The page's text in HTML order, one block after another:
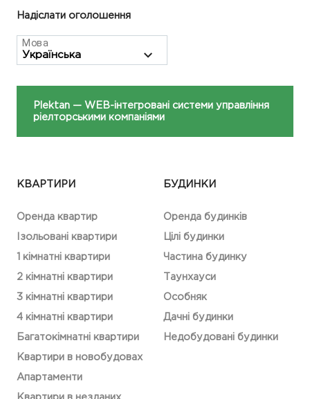
Надіслати оголошення
Мова
Plektan — WEB-інтегровані системи управління
ріелторськими компаніями
КВАРТИРИ
Оренда квартир
Ізольовані квартири
1 кімнатні квартири
2 кімнатні квартири
3 кімнатні квартири
4 кімнатні квартири
Багатокімнатні квартири
Квартири в новобудовах
Апартаменти
БУДИНКИ
Оренда будинків
Цілі будинки
Частина будинку
Таунхауси
Особняк
Дачні будинки
Недобудовані будинки